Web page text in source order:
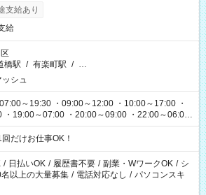
支給あり
給
橋駅 / 有楽町駅 / …
シュ
～19:30 ・09:00～12:00 ・10:00～17:00 ・
・19:00～07:00 ・20:00～09:00 ・22:00～06:00
シフトはだけお仕事OK！
/ 日払いOK / 履歴書不要 / 副業・WワークOK / シ
名以上の大量募集 / 電話対応なし / パソコンスキ